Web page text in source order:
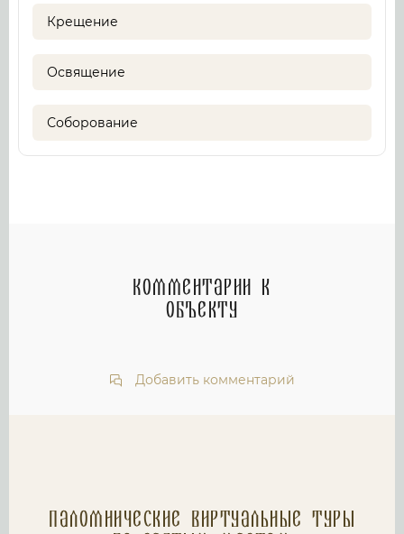
Крещение
Освящение
Соборование
Комментарии к
объекту
Добавить комментарий
Паломнические Виртуальные туры